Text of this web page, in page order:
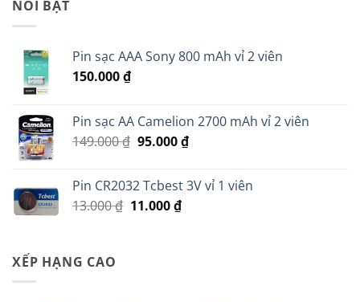
NỔI BẬT
Pin sạc AAA Sony 800 mAh vỉ 2 viên
150.000₫
Pin sạc AA Camelion 2700 mAh vỉ 2 viên
149.000₫ Giá
149.000 ₫.
95.000₫Giá
là:
Pin CR2032 Tcbest 3V vỉ 1 viên
13.000₫ Giá
11.000₫Giá
XẾP HẠNG CAO